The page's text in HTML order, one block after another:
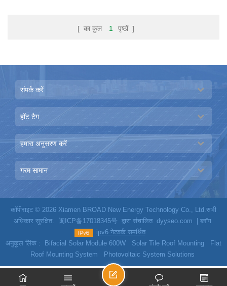
[ का कुल 1 पृष्ठों ]
संपर्क करें
हॉट टैग
हमारा अनुसरण करें
गरम सामान
कॉपीराइट © 2026 Xiamen BROAD New Energy Technology Co., Ltd.सभी
अधिकार सुरक्षित.
闽ICP备17018345号 द्वारा संचालित dyyseo.com
ब्लॉग
ipv6 नेटवर्क समर्थित
अनुकूल लिंक :
Bifacial Solar Module 600W Solar Tile Roof Mounting
Flat
Roof Mounting System
Photovoltaic System Solutions
ए